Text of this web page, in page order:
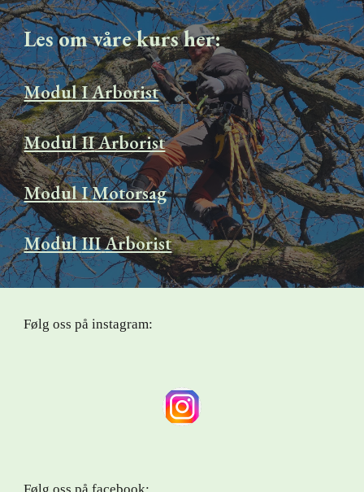
Les om våre kurs her:
Modul I Arborist
ModulIIArborist
ModulIMotorsag
ModulIIIArborist
Følg oss på instagram: